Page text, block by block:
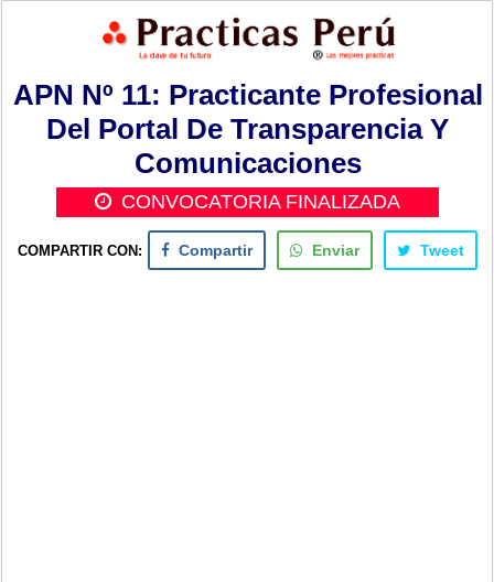
APN Nº 11: Practicante Profesional
Del Portal De Transparencia Y
Comunicaciones
CONVOCATORIA FINALIZADA
COMPARTIR CON: Compartir Enviar Tweet